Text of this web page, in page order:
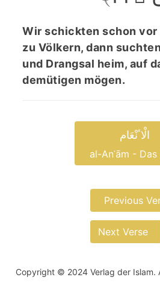
Wir schickten schon vor
zu Völkern, dann
und Drangsal heim, auf
demütigen mögen.
الْاٴنْعَام
al-Anʿām -
Previous
Next Verse
Copyright © 2024 Verlag der Islam.